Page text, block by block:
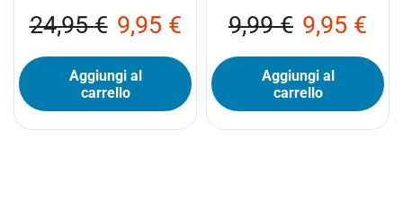
24,95€ 9,95 €
Aggiungi al
carrello
9,99€ 9,95 €
Aggiungi al
carrello